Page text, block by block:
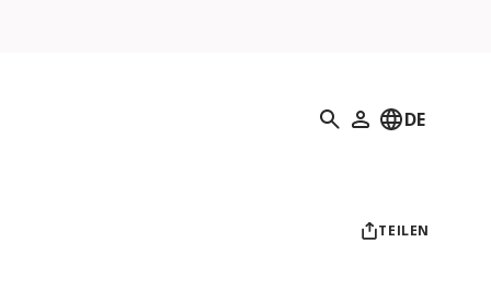
Suchen
Mein Profil
DE
TEILEN